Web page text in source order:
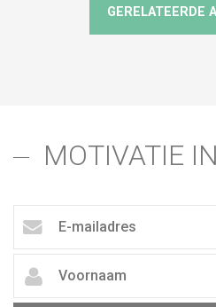
GERELATEERDE
MOTIVATIE